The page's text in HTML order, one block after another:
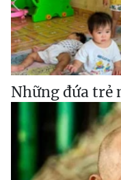
Những đứa trẻ